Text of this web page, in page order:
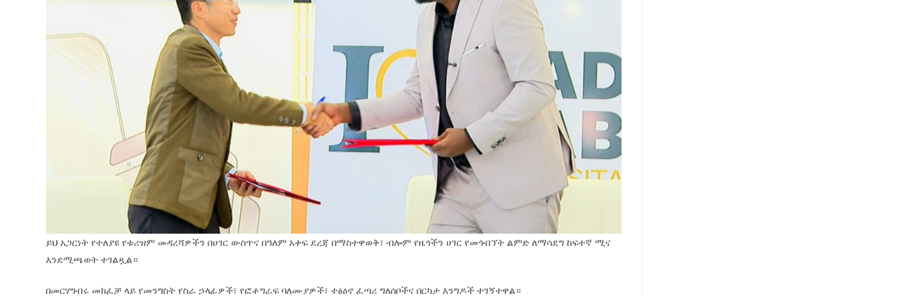
ይህ አጋርነት የተለያዩ የቱሪዝም መዳረሻዎችን በሀገር ውስጥና በዓለም አቀፍ ደረጃ በማስተዋወቅ፣ ብሎም የዜጎችን ሀገር የመጎብኘት ልምድ ለማሳደግ ከፍተኛ ሚና
እንደሚጫወት ተገልጿል።
በመርሃግብሩ መክፈቻ ላይ የመንግስት የስራ ኃላፊዎች፣ የፎቶግራፍ ባለሙያዎች፣ ተፅዕኖ ፈጣሪ ግለሰቦችና በርካታ እንግዶች ተገኝተዋል።